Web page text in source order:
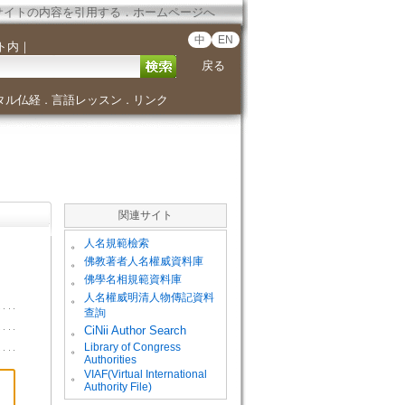
イトの内容を引用する．ホームページへ
内 ｜ 中 EN
戻る
ル仏経． 言語レッスン ． リンク
関連サイト
。 人名規範檢索
。 佛教著者人名權威資料庫
。 佛學名相規範資料庫
。
人名權威明清人物傳記資料
查詢
。
CiNii Author Search
。
Library of Congress
Authorities
。
VIAF(Virtual International
Authority File)